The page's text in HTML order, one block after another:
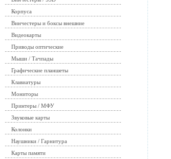
Корпуса
Винчестеры и боксы внешние
Видеокарты
Приводы оптические
Мыши / Тачпады
Графические планшеты
Клавиатуры
Мониторы
Принтеры / МФУ
Звуковые карты
Колонки
Наушники / Гарнитура
Карты памяти